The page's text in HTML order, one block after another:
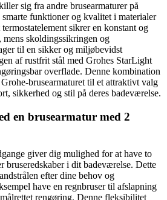
sig fra andre brusearmaturer på
smarte funktioner og kvalitet i materialer
sikrer en konstant og
mens skoldingssikringen og
til en sikker og miljøbevidst
af rustfrit stål med Grohes StarLight
overflade. Denne kombination
brusearmaturet til et attraktivt valg
sikkerhed og stil på deres badeværelse.
en brusearmatur med 2
giver dig mulighed for at have to
bruseredskaber i dit badeværelse. Dette
efter dine behov og
have en regnbruser til afslapning
rengøring. Denne fleksibilitet